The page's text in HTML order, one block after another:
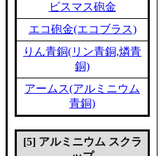
ビスマス砲金
エコ砲金(エコブラス)
りん青銅(リン青銅,燐青
銅)
アームス(アルミニウム
青銅)
[5] アルミニウム スクラ